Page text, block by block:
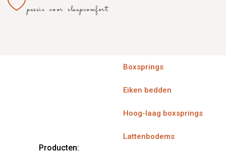
passie voor slaapcomfort
Producten:
Boxsprings
Eiken bedden
Hoog-laag boxsprings
Lattenbodems